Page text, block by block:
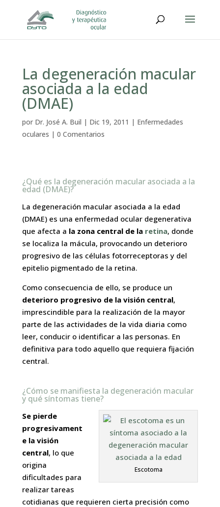
La degeneración macular
asociada a la edad
(DMAE)
por Dr. José A. Buil | Dic 19, 2011 | Enfermedades
oculares | 0 Comentarios
¿Qué es la degeneración macular asociada a la
edad (DMAE)?
La degeneración macular asociada a la edad
(DMAE) es una enfermedad ocular degenerativa
que afecta a la zona central de la retina, donde
se localiza la mácula, provocando un deterioro
progresivo de las células fotorreceptoras y del
epitelio pigmentado de la retina.
Como consecuencia de ello, se produce un
deterioro progresivo de la visión central,
imprescindible para la realización de la mayor
parte de las actividades de la vida diaria como
leer, conducir o identificar a las personas. En
definitiva para todo aquello que requiera fijación
central.
¿Cómo se manifiesta la degeneración macular
y qué síntomas tiene?
Escotoma
Se pierde
progresivament
e la visión
central, lo que
origina
dificultades para
realizar tareas
cotidianas que requieren cierta precisión como